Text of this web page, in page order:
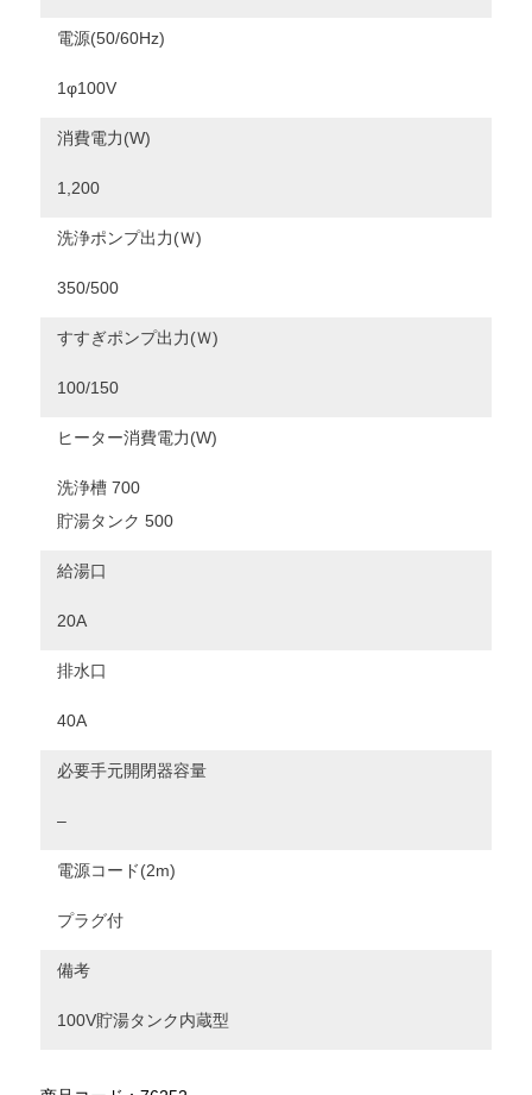
電源(50/60Hz)
1φ100V
消費電力(W)
1,200
洗浄ポンプ出力(Ｗ)
350/500
すすぎポンプ出力(Ｗ)
100/150
ヒーター消費電力(W)
洗浄槽 700
貯湯タンク 500
給湯口
20A
排水口
40A
必要手元開閉器容量
–
電源コード(2m)
プラグ付
備考
100V貯湯タンク内蔵型